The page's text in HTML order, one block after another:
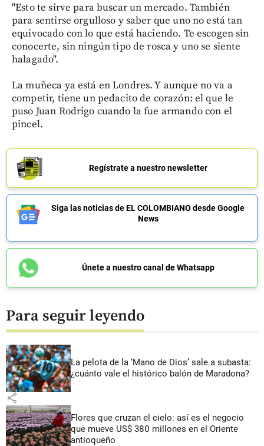
"Esto te sirve para buscar un mercado. También
para sentirse orgulloso y saber que uno no está tan
equivocado con lo que está haciendo. Te escogen sin
conocerte, sin ningún tipo de rosca y uno se siente
halagado".
La muñeca ya está en Londres. Y aunque no va a
competir, tiene un pedacito de corazón: el que le
puso Juan Rodrigo cuando la fue armando con el
pincel.
Regístrate a nuestro newsletter
Siga las noticias de EL COLOMBIANO desde Google
News
Únete a nuestro canal de Whatsapp
Para seguir leyendo
La pelota de la ‘Mano de Dios’ sale a subasta:
¿cuánto vale el histórico balón de Maradona?
share
Flores que cruzan el cielo: así es el negocio
que mueve US$ 380 millones en el Oriente
antioqueño